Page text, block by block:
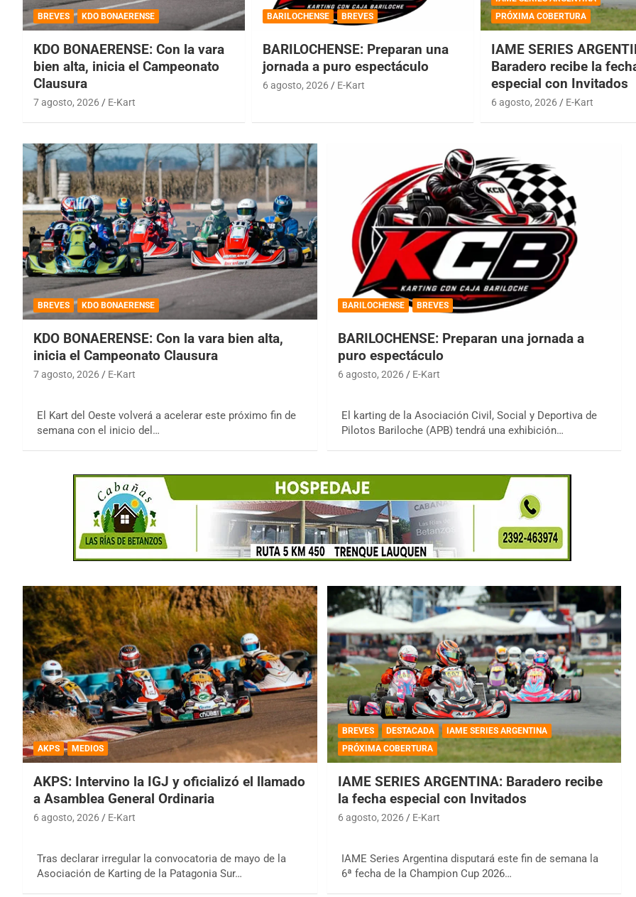
BREVES KDO BONAERENSE
KDO BONAERENSE: Con la vara
bien alta, inicia el Campeonato
Clausura
7 agosto, 2026 E-Kart
BARILOCHENSE BREVES
BARILOCHENSE: Preparan una
jornada a puro espectáculo
6 agosto, 2026 E-Kart
PRÓXIMA COBERTURA
IAME SERIES
Baradero recibe la
especial con Invitados
6 agosto, 2026 E-Kart
BREVES KDO BONAERENSE
KDO BONAERENSE: Con la vara bien alta,
inicia el Campeonato Clausura
7 agosto, 2026 E-Kart
El Kart del Oeste volverá a acelerar este próximo fin de
semana con el inicio del…
BARILOCHENSE BREVES
BARILOCHENSE: Preparan una jornada a
puro espectáculo
6 agosto, 2026 E-Kart
El karting de la Asociación Civil, Social y Deportiva de
Pilotos Bariloche (APB) tendrá una exhibición…
AKPS MEDIOS
AKPS: Intervino la IGJ y oficializó el llamado
a Asamblea General Ordinaria
6 agosto, 2026 E-Kart
Tras declarar irregular la convocatoria de mayo de la
Asociación de Karting de la Patagonia Sur…
BREVES DESTACADA
IAME SERIES ARGENTINA
PRÓXIMA COBERTURA
IAME SERIES ARGENTINA: Baradero recibe
la fecha especial con Invitados
6 agosto, 2026 E-Kart
IAME Series Argentina disputará este fin de semana la
6ª fecha de la Champion Cup 2026…